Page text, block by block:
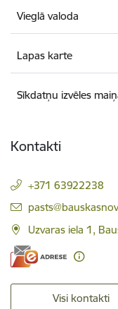
Vieglā valoda
Lapas karte
Sīkdatņu izvēles
Kontakti
+371 63922238
E-pasts:
Uzvaras iela 1,
Visi kontakti